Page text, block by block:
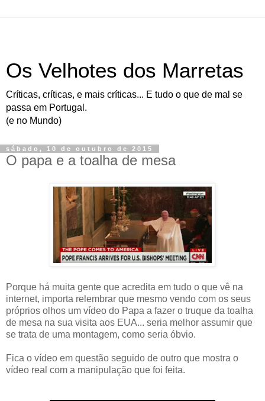
Os Velhotes dos Marretas
Críticas, críticas, e mais críticas... E tudo o que de mal se
passa em Portugal.
(e no Mundo)
sábado, 10 de outubro de 2015
O papa e a toalha de mesa
Porque há muita gente que acredita em tudo o que vê na
internet, importa relembrar que mesmo vendo com os seus
próprios olhos um vídeo do Papa a fazer o truque da toalha
de mesa na sua visita aos EUA... seria melhor assumir que
se trata de uma montagem, como seria óbvio.
Fica o vídeo em questão seguido de outro que mostra o
vídeo real com a manipulação que foi feita.